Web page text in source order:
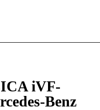
iVF-
Benz